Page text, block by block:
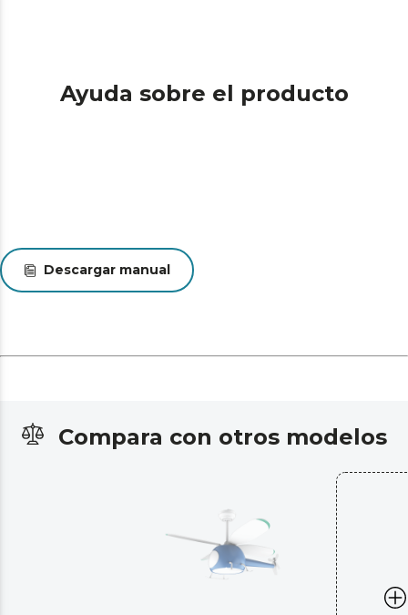
Ayuda sobre el producto
Descargar manual
Compara con otros modelos